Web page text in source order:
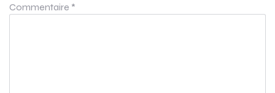
Commentaire *